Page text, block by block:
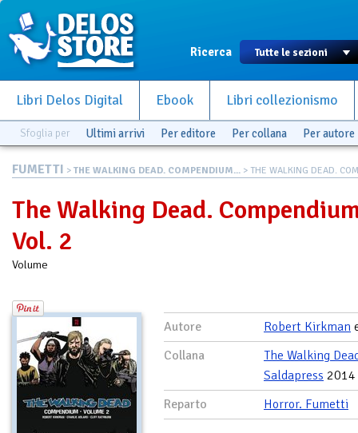
Ricerca
Libri Delos Digital Ebook Libri collezionismo
Sfoglia per Ultimi arrivi Per editore Per collana Per autore
FUMETTI > THE WALKING DEAD. COMPENDIUM... > THE WALKING DEAD.
The Walking Dead.
Vol. 2
Volume
Autore Robert Kirkman
Collana
The Walking
Saldapress 2014
Reparto
Horror. Fumetti